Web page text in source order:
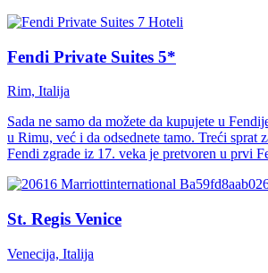
Hoteli
Fendi Private Suites 5*
Rim, Italija
Sada ne samo da možete da kupujete u
u Rimu, već i da odsednete tamo. Treći sprat
Fendi zgrade iz 17. veka je pretvoren u prvi
St. Regis Venice
Venecija, Italija